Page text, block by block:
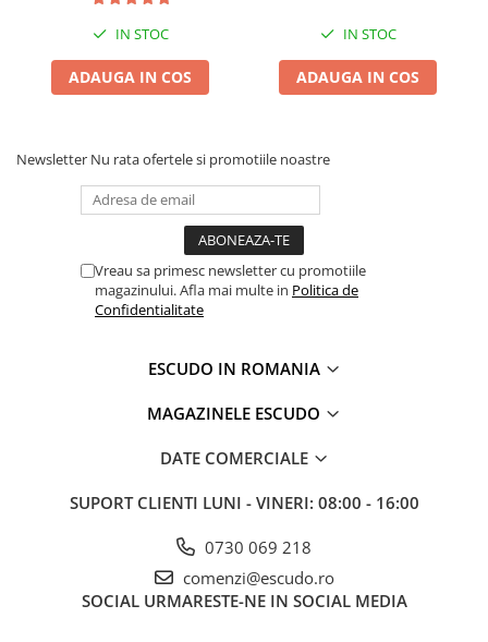
IN STOC
ADAUGA IN COS
IN STOC
ADAUGA IN COS
Newsletter Nu rata ofertele si promotiile noastre
Vreau sa primesc newsletter cu promotiile
magazinului. Afla mai multe in Politica de
Confidentialitate
ESCUDO IN ROMANIA
MAGAZINELE ESCUDO
DATE COMERCIALE
SUPORT CLIENTI LUNI - VINERI: 08:00 - 16:00
0730 069 218
comenzi@escudo.ro
SOCIAL URMARESTE-NE IN SOCIAL MEDIA